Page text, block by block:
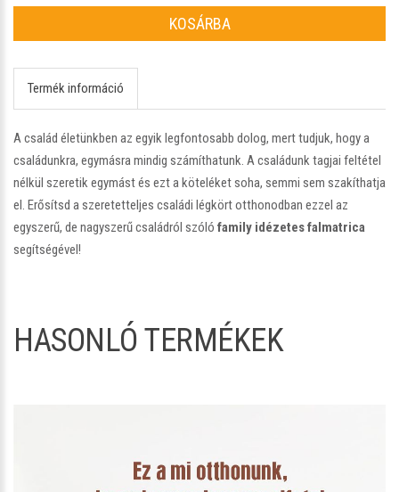
KOSÁRBA
Termék információ
A család életünkben az egyik legfontosabb dolog, mert tudjuk, hogy a
családunkra, egymásra mindig számíthatunk. A családunk tagjai feltétel
nélkül szeretik egymást és ezt a köteléket soha, semmi sem szakíthatja
el. Erősítsd a szeretetteljes családi légkört otthonodban ezzel az
egyszerű, de nagyszerű családról szóló family idézetes falmatrica
segítségével!
HASONLÓ TERMÉKEK